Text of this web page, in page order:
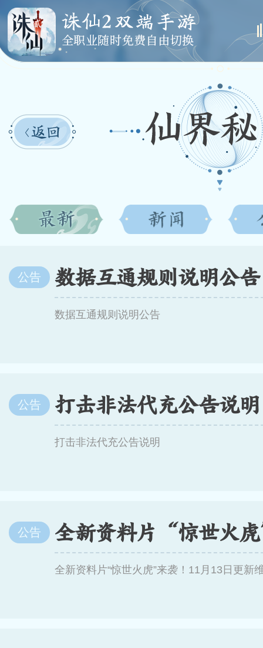
公告 数据互通规则说明公告
数据互通规则说明公告
公告 打击非法代充公告说明
打击非法代充公告说明
公告
全新资料片“惊世火虎”来袭！11月13日更新